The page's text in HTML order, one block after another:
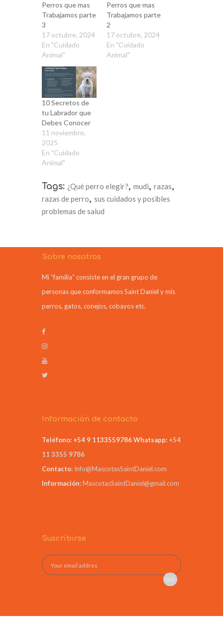
Perros que mas
Trabajamos parte
3
17 octubre, 2024
En "Cuidado
Animal"
Perros que mas
Trabajamos parte
2
17 octubre, 2024
En "Cuidado
Animal"
10 Secretos de
tu Labrador que
Debes Conocer
11 noviembre,
2025
En "Cuidado
Animal"
Tags: ¿Qué perro elegir?, mudi, razas,
razas de perro, sus cuidados y posibles
problemas de salud
Sobre nosotros
Mi “familia” consiste en el gran grupo de
personas que conformamos Saint Daniel y mis
perros, gatos, conejos, cobayos etc.
Información de contacto
Teléfono: +54 9 1133559786Whatsapp: +54
11 3355 9786
Contacto: Info@MascotasSaintDaniel.com
Información:MascotasSaintDaniel@gmail.com
Suscribirse